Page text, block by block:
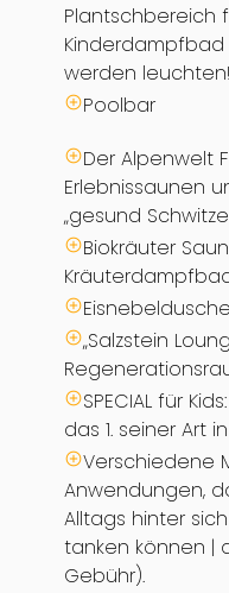
Plantschbereich
Kinderdampfbad
werden leuchten!
Poolbar
Der Alpenwelt
Erlebnissaunen
„gesund
Biokräuter
„Salzstein
SPECIAL für
das 1. seiner Art
Verschiedene
Anwendungen,
Alltags hinter
tanken können |
Gebühr).